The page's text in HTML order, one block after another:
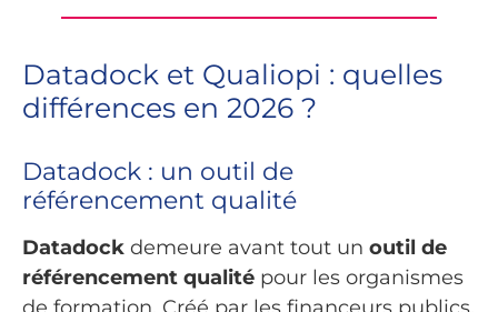
Datadock et Qualiopi : quelles
différences en 2026 ?
Datadock : un outil de
référencement qualité
Datadock demeure avant tout un outil de
référencement qualité pour les organismes